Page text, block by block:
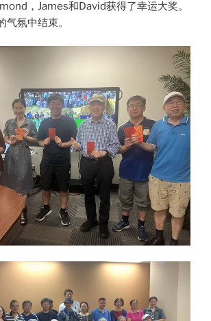
，James和David获得了幸运大奖。
气氛中结束。